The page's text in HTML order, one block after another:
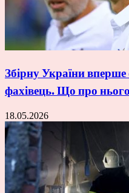
Збірну України
фахівець. Що про
18.05.2026